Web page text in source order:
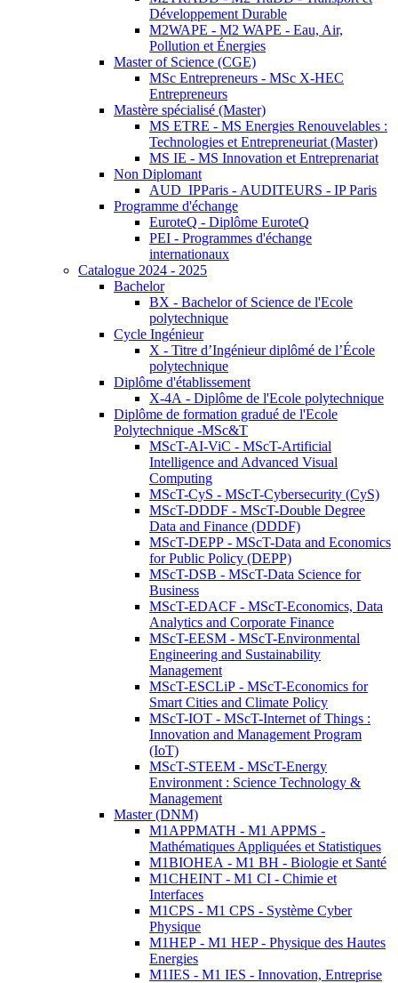
Développement Durable
M2WAPE - M2 WAPE - Eau, Air,
Pollution et Énergies
Master of Science (CGE)
MSc Entrepreneurs - MSc X-HEC
Entrepreneurs
Mastère spécialisé (Master)
MS ETRE - MS Energies Renouvelables :
Technologies et Entrepreneuriat (Master)
MS IE - MS Innovation et Entreprenariat
Non Diplomant
AUD_IPParis - AUDITEURS - IP Paris
Programme d'échange
EuroteQ - Diplôme EuroteQ
PEI - Programmes d'échange
internationaux
Catalogue 2024 - 2025
Bachelor
BX - Bachelor of Science de l'Ecole
polytechnique
Cycle Ingénieur
X - Titre d’Ingénieur diplômé de l’École
polytechnique
Diplôme d'établissement
X-4A - Diplôme de l'Ecole polytechnique
Diplôme de formation gradué de l'Ecole
Polytechnique -MSc&T
MScT-AI-ViC - MScT-Artificial
Intelligence and Advanced Visual
Computing
MScT-CyS - MScT-Cybersecurity (CyS)
MScT-DDDF - MScT-Double Degree
Data and Finance (DDDF)
MScT-DEPP - MScT-Data and Economics
for Public Policy (DEPP)
MScT-DSB - MScT-Data Science for
Business
MScT-EDACF - MScT-Economics, Data
Analytics and Corporate Finance
MScT-EESM - MScT-Environmental
Engineering and Sustainability
Management
MScT-ESCLiP - MScT-Economics for
Smart Cities and Climate Policy
MScT-IOT - MScT-Internet of Things :
Innovation and Management Program
(IoT)
MScT-STEEM - MScT-Energy
Environment : Science Technology &
Management
Master (DNM)
M1APPMATH - M1 APPMS -
Mathématiques Appliquées et Statistiques
M1BIOHEA - M1 BH - Biologie et Santé
M1CHEINT - M1 CI - Chimie et
Interfaces
M1CPS - M1 CPS - Système Cyber
Physique
M1HEP - M1 HEP - Physique des Hautes
Energies
M1IES - M1 IES - Innovation, Entreprise